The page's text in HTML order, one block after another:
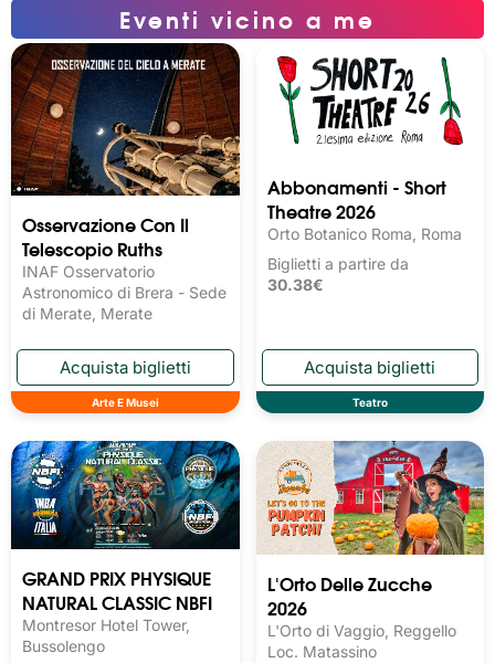
Eventi vicino a me
Osservazione Con Il
Telescopio Ruths
INAF Osservatorio
Astronomico di Brera - Sede
di Merate, Merate
Arte E Musei
Abbonamenti - Short
Theatre 2026
Orto Botanico Roma, Roma
Biglietti a partire da
30.38€
Teatro
GRAND PRIX PHYSIQUE
NATURAL CLASSIC NBFI
Montresor Hotel Tower,
Bussolengo
L'Orto Delle Zucche
2026
L'Orto di Vaggio, Reggello
Loc. Matassino